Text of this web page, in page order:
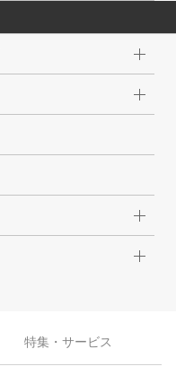
特集・サービス